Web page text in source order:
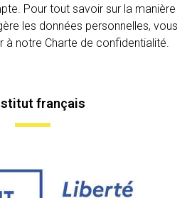
Pour tout savoir sur la manière
les données personnelles, vous
notre Charte de confidentialité.
français